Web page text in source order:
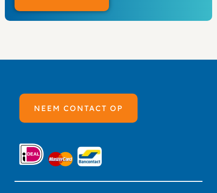
NEEM CONTACT OP